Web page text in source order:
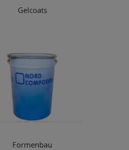
Gelcoats
Formenbau